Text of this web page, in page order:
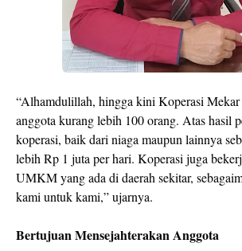
“Alhamdulillah, hingga kini Koperasi
anggota kurang lebih 100 orang. Atas hasil
koperasi, baik dari niaga maupun lainnya
lebih Rp 1 juta per hari. Koperasi juga
UMKM yang ada di daerah sekitar,
kami untuk kami,” ujarnya.
Bertujuan Mensejahterakan Anggota